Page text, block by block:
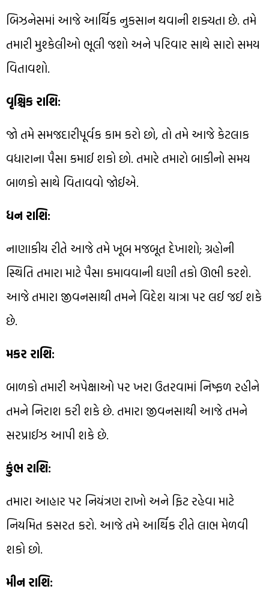
બિઝનેસમાં આજે આર્થિક નુકસાન થવાની શક્યતા છે. તમે
તમારી મુશ્કેલીઓ ભૂલી જશો અને પરિવાર સાથે સારો સમય
વિતાવશો.
વૃશ્ચિક રાશિ:
જો તમે સમજદારીપૂર્વક કામ કરો છો, તો તમે આજે કેટલાક
વધારાના પૈસા કમાઈ શકો છો. તમારે તમારો બાકીનો સમય
બાળકો સાથે વિતાવવો જોઈએ.
ધન રાશિ:
નાણાકીય રીતે આજે તમે ખૂબ મજબૂત દેખાશો; ગ્રહોની
સ્થિતિ તમારા માટે પૈસા કમાવવાની ઘણી તકો ઊભી કરશે.
આજે તમારા જીવનસાથી તમને વિદેશ યાત્રા પર લઈ જઈ શકે
છે.
મકર રાશિ:
બાળકો તમારી અપેક્ષાઓ પર ખરા ઉતરવામાં નિષ્ફળ રહીને
તમને નિરાશ કરી શકે છે. તમારા જીવનસાથી આજે તમને
સરપ્રાઈઝ આપી શકે છે.
કુંભ રાશિ:
તમારા આહાર પર નિયંત્રણ રાખો અને ફિટ રહેવા માટે
નિયમિત કસરત કરો. આજે તમે આર્થિક રીતે લાભ મેળવી
શકો છો.
મીન રાશિ: